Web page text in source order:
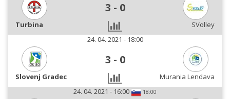
3 - 0
Turbina
SVolley
24. 04. 2021 - 18:00
3 - 0
Slovenj Gradec
Murania Lendava
24. 04. 2021 - 16:00
18:00